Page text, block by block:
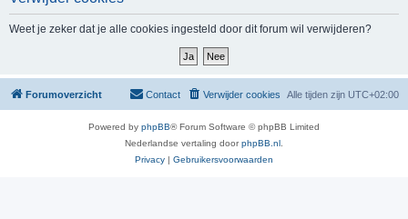
Weet je zeker dat je alle cookies ingesteld door dit forum wil verwijderen?
Forumoverzicht Alle tijden zijn UTC+02:00
Verwijder cookies
Contact
Powered by phpBB® Forum Software © phpBB Limited
Nederlandse vertaling doorphpBB.nl
Privacy | Gebruikersvoorwaarden